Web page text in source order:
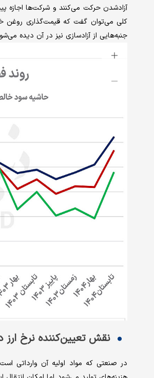
آزاد‌شدن حرکت می‌کنند و شرکت‌ها اجازه
کلی می‌توان گفت که قیمت‌گذاری روغن
جنبه‌هایی از آزادسازی نیز در آن دیده
نقش تعیین‌کننده نرخ ارز
در صنعتی که مواد اولیه آن وارداتی